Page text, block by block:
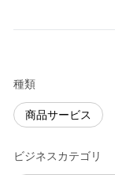
種類
商品サービス
ビジネスカテゴリ